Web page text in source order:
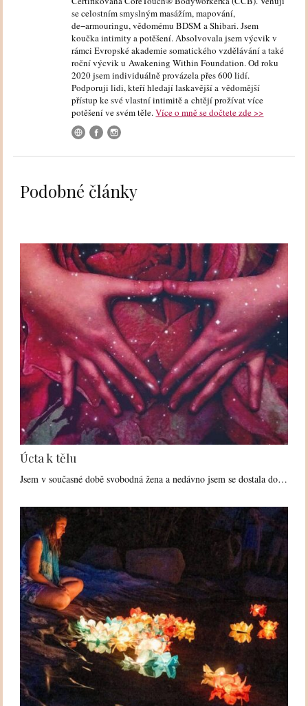
se celostním smyslným masážím, mapování,
de−armouringu, vědomému BDSM a Shibari. Jsem
koučka intimity a potěšení. Absolvovala jsem výcvik v
rámci Evropské akademie somatického vzdělávání a také
roční výcvik u Awakening Within Foundation. Od roku
2020 jsem individuálně provázela přes 600 lidí.
Podporuji lidi, kteří hledají laskavější a vědomější
přístup ke své vlastní intimitě a chtějí prožívat více
potěšení ve svém těle.Více o mně se dočtete zde >>
Podobné články
Úcta k tělu
Jsem v současné době svobodná žena a nedávno jsem se dostala do…